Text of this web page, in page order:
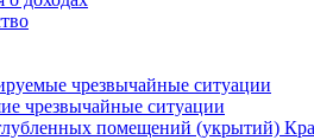
чрезвычайные ситуации
чрезвычайные ситуации
помещений (укрытий)